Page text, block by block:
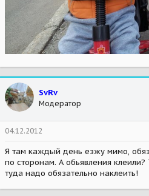
SvRv
Модератор
04.12.2012
Я там каждый день езжу мимо,
по сторонам. А обьявления
туда надо обязательно наклеить!